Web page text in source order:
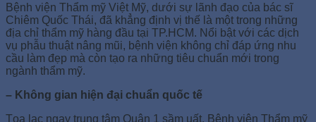
Bệnh viện Thẩm mỹ Việt Mỹ, dưới sự lãnh đạo của bác sĩ
Chiêm Quốc Thái, đã khẳng định vị thế là một trong những
địa chỉ thẩm mỹ hàng đầu tại TP.HCM. Nổi bật với các dịch
vụ phẫu thuật nâng mũi, bệnh viện không chỉ đáp ứng nhu
cầu làm đẹp mà còn tạo ra những tiêu chuẩn mới trong
ngành thẩm mỹ.
– Không gian hiện đại chuẩn quốc tế
Tọa lạc ngay trung tâm Quận 1 sầm uất, Bệnh viện Thẩm mỹ